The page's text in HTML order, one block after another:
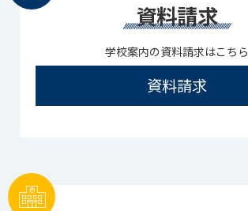
資料請求
学校案内の資料請求はこちら
資料請求